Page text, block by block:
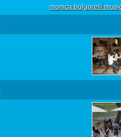
monica bulgarelli